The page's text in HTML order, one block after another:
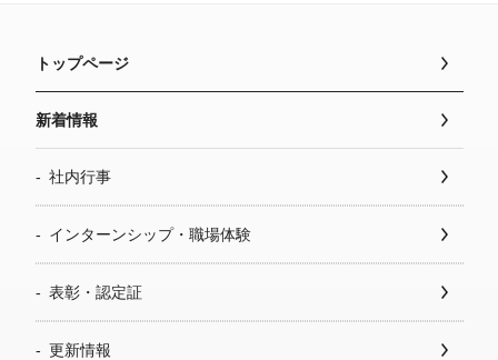
トップページ
新着情報
社内行事
インターンシップ・職場体験
表彰・認定証
更新情報